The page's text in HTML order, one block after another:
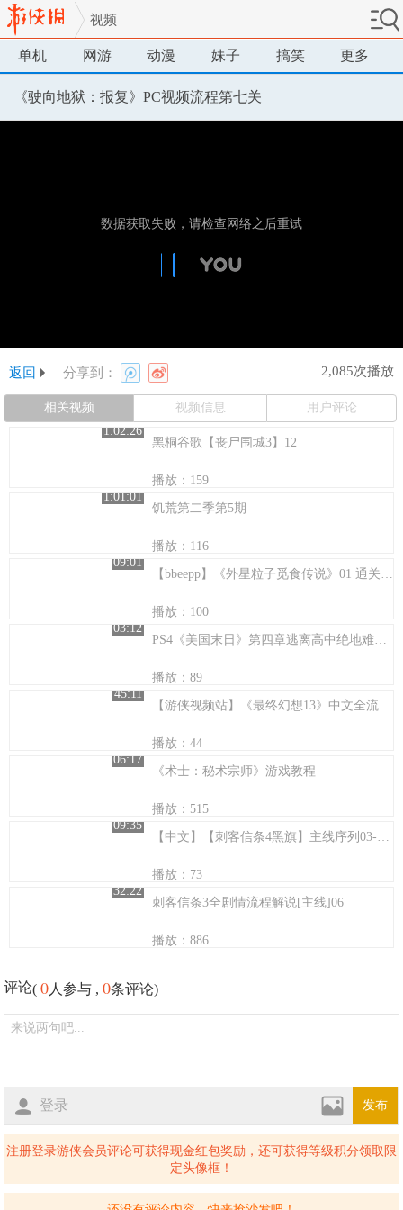
视频
单机 网游 动漫 妹子 搞笑 更多
《驶向地狱：报复》PC视频流程第七关
返回 分享到： 2,085次播放
相关视频 视频信息
用户评论
1:02:26
黑桐谷歌【丧尸围城3】12
播放：159
1:01:01
饥荒第二季第5期
播放：116
09:01
【bbeepp】《外星粒子觅食传说》01 通关解说1-1 xbla版
播放：100
03:12
PS4《美国末日》第四章逃离高中绝地难度【你的老师长这样】
播放：89
45:11
【游侠视频站】《最终幻想13》中文全流程11
播放：44
06:17
《术士：秘术宗师》游戏教程
播放：515
09:35
【中文】【刺客信条4黑旗】主线序列03-7100%记忆同步攻略
播放：73
32:22
刺客信条3全剧情流程解说[主线]06
播放：886
评论(0 人参与 ,0条评论)
登录 发布
注册登录游侠会员评论可获得现金红包奖励，还可获得等级积分领取限
定头像框！